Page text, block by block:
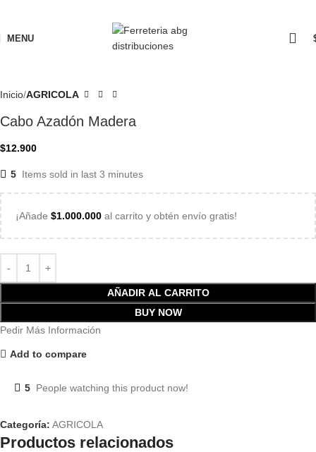
MENU
Inicio AGRICOLA
Cabo Azadón Madera
$12.900
5 Items sold in last 3 minutes
¡Añade $1.000.000 al carrito y obtén envío gratis!
AÑADIR AL CARRITO
BUY NOW
Pedir Más Información
Add to compare
5 People watching this product now!
Categoría: AGRICOLA
Productos relacionados